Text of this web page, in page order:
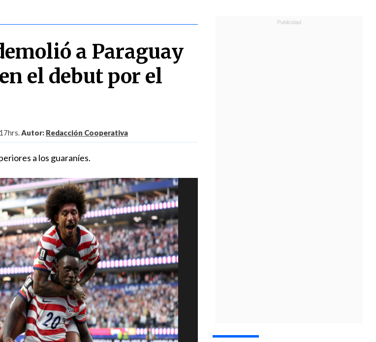
a Paraguay
el debut por el
Autor: Redacción Cooperativa
a los guaraníes.